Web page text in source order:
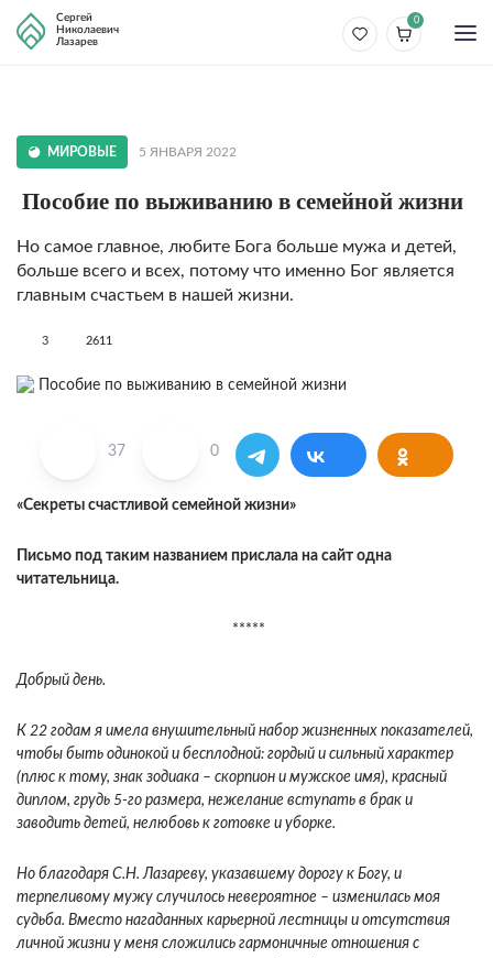
Сергей
Николаевич
Лазарев
0
МИРОВЫЕ 5 ЯНВАРЯ 2022
Пособие по выживанию в семейной жизни
Но самое главное, любите Бога больше мужа и детей,
больше всего и всех, потому что именно Бог является
главным счастьем в нашей жизни.
3 2611
37 0
«Секреты счастливой семейной жизни»
Письмо под таким названием прислала на сайт одна
читательница.
*****
Добрый день.
К 22 годам я имела внушительный набор жизненных показателей,
чтобы быть одинокой и бесплодной: гордый и сильный характер
(плюс к тому, знак зодиака – скорпион и мужское имя), красный
диплом, грудь 5-го размера, нежелание вступать в брак и
заводить детей, нелюбовь к готовке и уборке.
Но благодаря С.Н. Лазареву, указавшему дорогу к Богу, и
терпеливому мужу случилось невероятное – изменилась моя
судьба. Вместо нагаданных карьерной лестницы и отсутствия
личной жизни у меня сложились гармоничные отношения с